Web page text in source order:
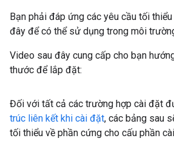
Bạn phải đáp ứng các yêu cầu tối
đây để có thể sử dụng trong môi
Video sau đây cung cấp cho bạn
thước để lắp đặt:
Đối với tất cả các trường hợp cài đặt
trúc liên kết khi cài đặt, các bảng sau
tối thiểu về phần cứng cho cấu phần